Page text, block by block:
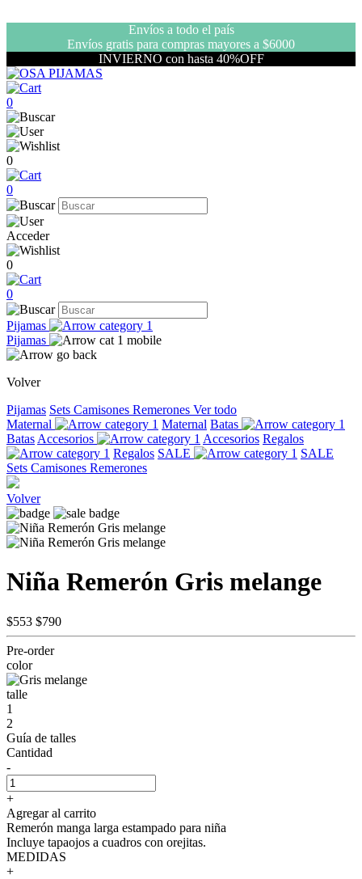
Envíos a todo el país
Envíos gratis para compras mayores a $6000
INVIERNO con hasta 40%OFF
0
0
0
Acceder
0
0
Pijamas
Pijamas
Volver
Pijamas Sets Camisones Remerones Ver todo
Maternal
Maternal Batas
Batas Accesorios Accesorios Regalos
Regalos SALE
SALE
Sets Camisones Remerones
Volver
Niña Remerón Gris melange
$553 $790
Pre-order
color
talle
1
2
Guía de talles
Cantidad
-
+
Agregar al carrito
Remerón manga larga estampado para niña
Incluye tapaojos a cuadros con orejitas.
MEDIDAS
+